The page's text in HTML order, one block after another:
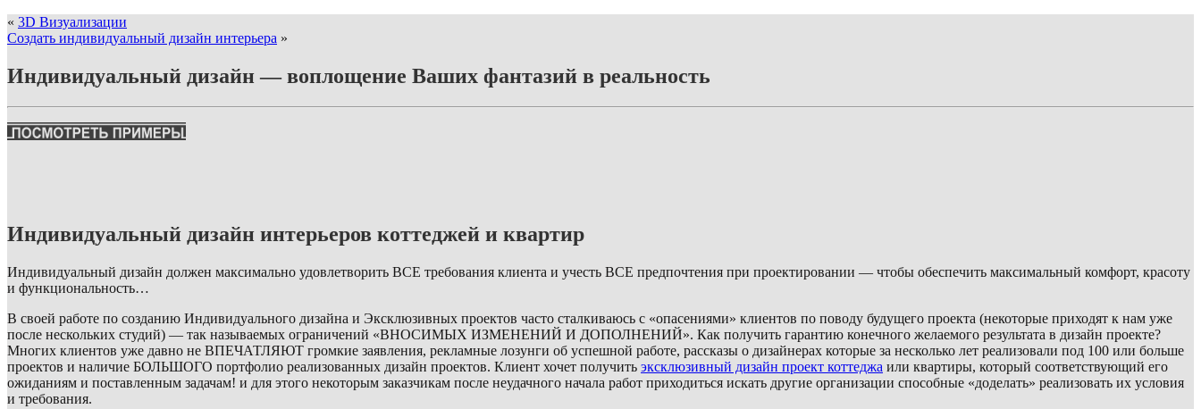
« 3D Визуализации
Создать индивидуальный дизайн интерьера »
Индивидуальный дизайн — воплощение Ваших фантазий в реальность
Индивидуальный дизайн интерьеров коттеджей и квартир
Индивидуальный дизайн должен максимально удовлетворить ВСЕ требования клиента и учесть ВСЕ предпочтения при проектировании — чтобы обеспечить максимальный комфорт, красоту
и функциональность…
В своей работе по созданию Индивидуального дизайна и Эксклюзивных проектов часто сталкиваюсь с «опасениями» клиентов по поводу будущего проекта (некоторые приходят к нам уже
после нескольких студий) — так называемых ограничений «ВНОСИМЫХ ИЗМЕНЕНИЙ И ДОПОЛНЕНИЙ». Как получить гарантию конечного желаемого результата в дизайн проекте?
Многих клиентов уже давно не ВПЕЧАТЛЯЮТ громкие заявления, рекламные лозунги об успешной работе, рассказы о дизайнерах которые за несколько лет реализовали под 100 или больше
проектов и наличие БОЛЬШОГО портфолио реализованных дизайн проектов. Клиент хочет получить эксклюзивный дизайн проект коттеджа или квартиры, который соответствующий его
ожиданиям и поставленным задачам! и для этого некоторым заказчикам после неудачного начала работ приходиться искать другие организации способные «доделать» реализовать их условия
и требования.